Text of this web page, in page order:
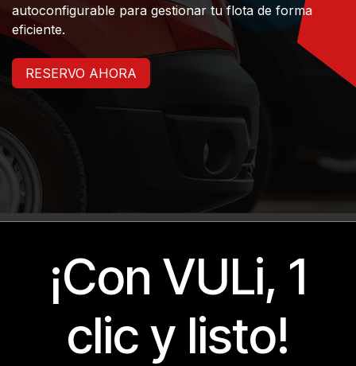
autoconfigurable para gestionar tu flota de forma
eficiente.
RESERVO AHORA
¡Con VULi, 1
clic y listo!